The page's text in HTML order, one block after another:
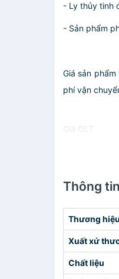
- Ly thủy tinh
- Sản phẩm
Giá sản
phí vận
Giá OLT
Thông
Thương hiệu
Xuất xứ
Chất liệu